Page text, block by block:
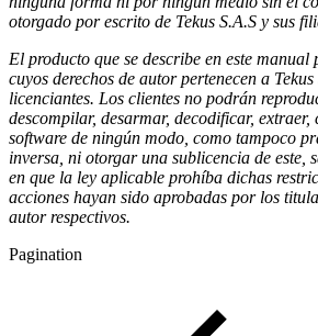
otorgado por escrito de Tekus S.A.S y sus
El producto que se describe en este manual
cuyos derechos de autor pertenecen a
licenciantes. Los clientes no podrán
descompilar, desarmar, decodificar,
software de ningún modo, como tampoco
inversa, ni otorgar una sublicencia de este,
en que la ley aplicable prohíba dichas
acciones hayan sido aprobadas por los
autor respectivos.
Pagination